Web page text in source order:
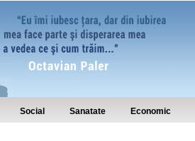
Social Sanatate Economic